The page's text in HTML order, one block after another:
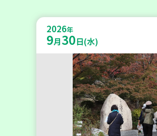
2026年
9月30日(水)